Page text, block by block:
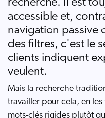
recherche. Il est
accessible et,
navigation passive
des filtres, c'est le
clients indiquent
veulent.
Mais la recherche
travailler pour cela, en
mots-clés rigides plutôt